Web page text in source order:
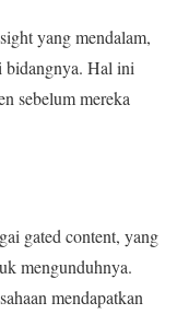
yang mendalam,
bidangnya. Hal ini
sebelum mereka
gated content, yang
mengunduhnya.
mendapatkan